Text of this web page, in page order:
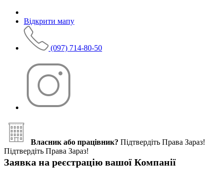
Відкрити мапу
(097) 714-80-50
Власник або працівник? Підтвердіть Права Зараз!
Підтвердіть Права Зараз!
Заявка на реєстрацію вашої Компанії